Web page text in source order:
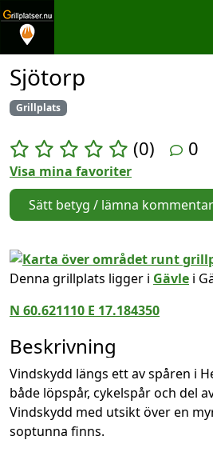
Sjötorp
Grillplats
(0) 0
Visa mina favoriter
Sätt betyg / lämna kommentar
Denna grillplats ligger i Gävle i
N 60.621110 E 17.184350
Beskrivning
Vindskydd längs ett av spåren i
både löpspår, cykelspår och del
Vindskydd med utsikt över en
soptunna finns.